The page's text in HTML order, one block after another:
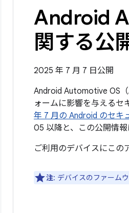
Android
関する公
2025 年 7 月 7 日公開
Android Automotive OS
ォームに影響を与えるセ
年 7 月の Android のセキ
05 以降と、この公開情報
ご利用のデバイスにこの
注: デバイスのファーム